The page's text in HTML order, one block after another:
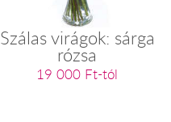
Szálas virágok: sárga
rózsa
19 000 Ft-tól